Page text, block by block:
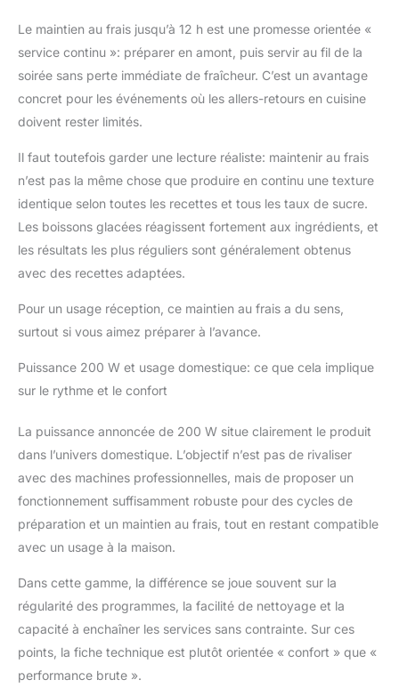
Le maintien au frais jusqu’à 12 h est une promesse orientée «
service continu »: préparer en amont, puis servir au fil de la
soirée sans perte immédiate de fraîcheur. C’est un avantage
concret pour les événements où les allers-retours en cuisine
doivent rester limités.
Il faut toutefois garder une lecture réaliste: maintenir au frais
n’est pas la même chose que produire en continu une texture
identique selon toutes les recettes et tous les taux de sucre.
Les boissons glacées réagissent fortement aux ingrédients, et
les résultats les plus réguliers sont généralement obtenus
avec des recettes adaptées.
Pour un usage réception, ce maintien au frais a du sens,
surtout si vous aimez préparer à l’avance.
Puissance 200 W et usage domestique: ce que cela implique
sur le rythme et le confort
La puissance annoncée de 200 W situe clairement le produit
dans l’univers domestique. L’objectif n’est pas de rivaliser
avec des machines professionnelles, mais de proposer un
fonctionnement suffisamment robuste pour des cycles de
préparation et un maintien au frais, tout en restant compatible
avec un usage à la maison.
Dans cette gamme, la différence se joue souvent sur la
régularité des programmes, la facilité de nettoyage et la
capacité à enchaîner les services sans contrainte. Sur ces
points, la fiche technique est plutôt orientée « confort » que «
performance brute ».